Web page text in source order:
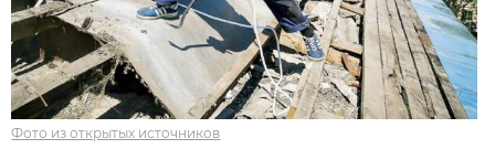
Фото из открытых источников